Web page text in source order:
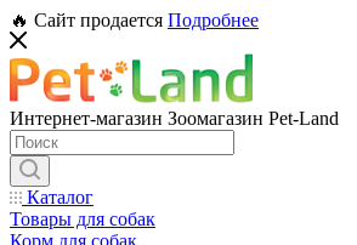
🔥 Сайт продается Подробнее
Интернет-магазин Зоомагазин Pet-Land
Каталог
Товары для собак
Корм для собак